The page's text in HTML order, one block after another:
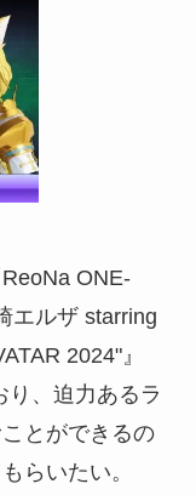
ONE-
エルザ starring
2024"』
り、迫力あるラ
とができるの
らいたい。